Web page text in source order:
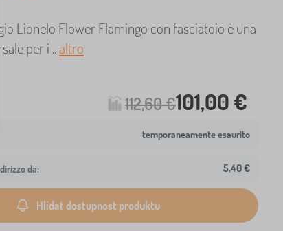
Lionelo Flower Flamingo con fasciatoio è una
per i ..altro
112,60 €101,00 €
temporaneamente esaurito
da: 5,40 €
Hlídat dostupnost produktu